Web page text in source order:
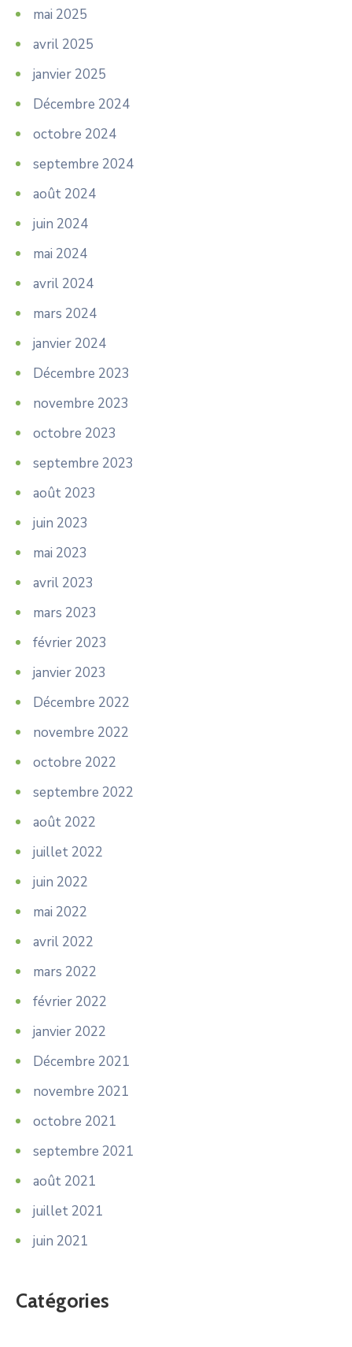
mai 2025
avril 2025
janvier 2025
Décembre 2024
octobre 2024
septembre 2024
août 2024
juin 2024
mai 2024
avril 2024
mars 2024
janvier 2024
Décembre 2023
novembre 2023
octobre 2023
septembre 2023
août 2023
juin 2023
mai 2023
avril 2023
mars 2023
février 2023
janvier 2023
Décembre 2022
novembre 2022
octobre 2022
septembre 2022
août 2022
juillet 2022
juin 2022
mai 2022
avril 2022
mars 2022
février 2022
janvier 2022
Décembre 2021
novembre 2021
octobre 2021
septembre 2021
août 2021
juillet 2021
juin 2021
Catégories